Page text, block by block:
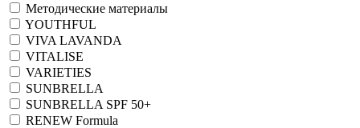
Методические материалы
YOUTHFUL
VIVA LAVANDA
VITALISE
VARIETIES
SUNBRELLA
SUNBRELLA SPF 50+
RENEW Formula